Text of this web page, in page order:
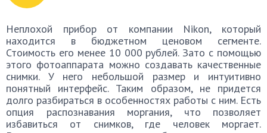
Неплохой прибор от компании Nikon, который
находится в бюджетном ценовом сегменте.
Стоимость его менее 10 000 рублей. Зато с помощью
этого фотоаппарата можно создавать качественные
снимки. У него небольшой размер и интуитивно
понятный интерфейс. Таким образом, не придется
долго разбираться в особенностях работы с ним. Есть
опция распознавания моргания, что позволяет
избавиться от снимков, где человек моргает.